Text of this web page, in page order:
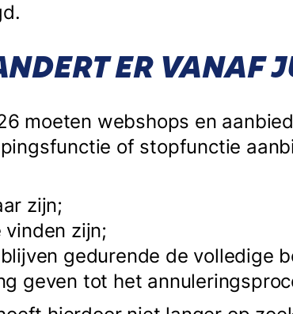
ER VANAF
moeten webshops en
of stopfunctie
zijn;
vinden zijn;
gedurende de volledige
geven tot het